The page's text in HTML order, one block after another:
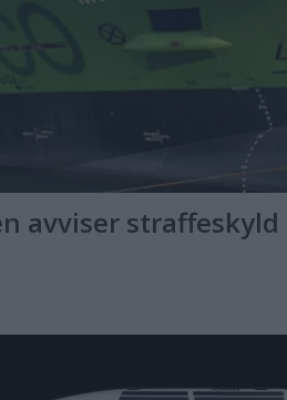
avviser straffeskyld